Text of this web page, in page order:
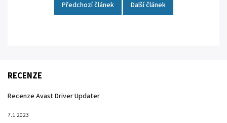
Předchozí článek Další článek
RECENZE
Recenze Avast Driver Updater
7.1.2023